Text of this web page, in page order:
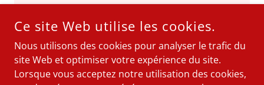
SERVICES DE DÉBOUCHAGE D'URGENCE
DÉBOUCHAGE , APPELEZ
24HAU 438-889-6500.
Ce site Web utilise les cookies.
Nous utilisons des cookies pour analyser le trafic du
site Web et optimiser votre expérience du site.
Lorsque vous acceptez notre utilisation des cookies,